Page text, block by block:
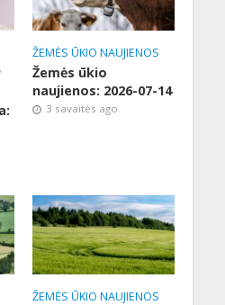
ŽEMĖS ŪKIO NAUJIENOS
Žemės ūkio
naujienos: 2026-07-14
3 savaitės ago
ŽEMĖS ŪKIO NAUJIENOS